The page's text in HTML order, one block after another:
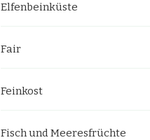
Elfenbeinküste
Fair
Feinkost
Fisch und Meeresfrüchte